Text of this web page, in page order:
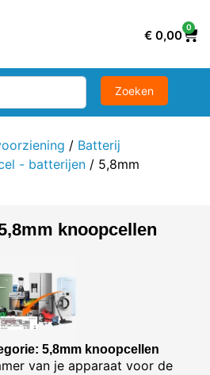
€ 0,00
0
/ Batterij
- batterijen / 5,8mm
knoopcellen
5,8mm knoopcellen
van je apparaat voor de